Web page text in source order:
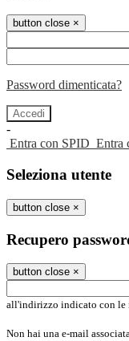
button close ×
Password dimenticata?
-
Entra con SPID Entra
Seleziona utente
button close ×
Recupero
button close ×
all'indirizzo indicato con le
Non hai una e-mail